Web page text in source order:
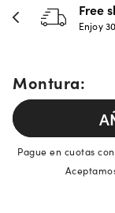
Free
Enjoy
Montura:
Pague en cuotas